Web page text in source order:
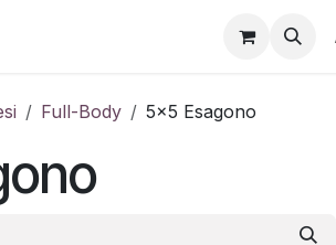
Full-Body 5x5 Esagono